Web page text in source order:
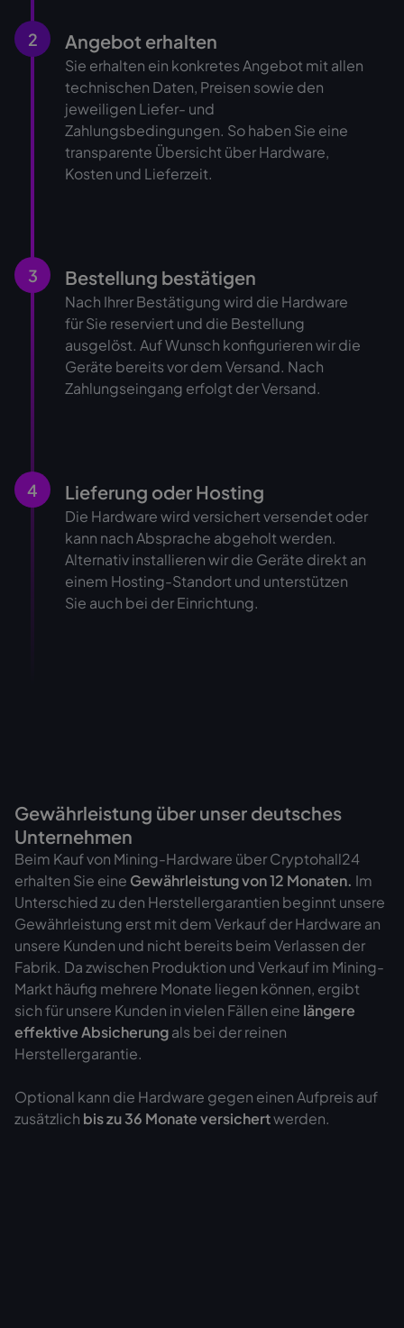
2 Angebot erhalten
Sie erhalten ein konkretes Angebot mit allen
technischen Daten, Preisen sowie den
jeweiligen Liefer- und
Zahlungsbedingungen. So haben Sie eine
transparente Übersicht über Hardware,
Kosten und Lieferzeit.
3 Bestellung bestätigen
Nach Ihrer Bestätigung wird die Hardware
für Sie reserviert und die Bestellung
ausgelöst. Auf Wunsch konfigurieren wir die
Geräte bereits vor dem Versand. Nach
Zahlungseingang erfolgt der Versand.
4 Lieferung oder Hosting
Die Hardware wird versichert versendet oder
kann nach Absprache abgeholt werden.
Alternativ installieren wir die Geräte direkt an
einem Hosting-Standort und unterstützen
Sie auch bei der Einrichtung.
Gewährleistung über unser deutsches
Unternehmen
Beim Kauf von Mining-Hardware über Cryptohall24
erhalten Sie eine Gewährleistung von12 Monaten. Im
Unterschied zu den Herstellergarantien beginnt unsere
Gewährleistung erst mit dem Verkauf der Hardware an
unsere Kunden und nicht bereits beim Verlassen der
Fabrik. Da zwischen Produktion und Verkauf im Mining-
Markt häufig mehrere Monate liegen können, ergibt
sich für unsere Kunden in vielen Fällen eine längere
effektive Absicherungals bei der reinen
Herstellergarantie.
Optional kann die Hardware gegen einen Aufpreis auf
zusätzlich bis zu 36 Monate versichertwerden.